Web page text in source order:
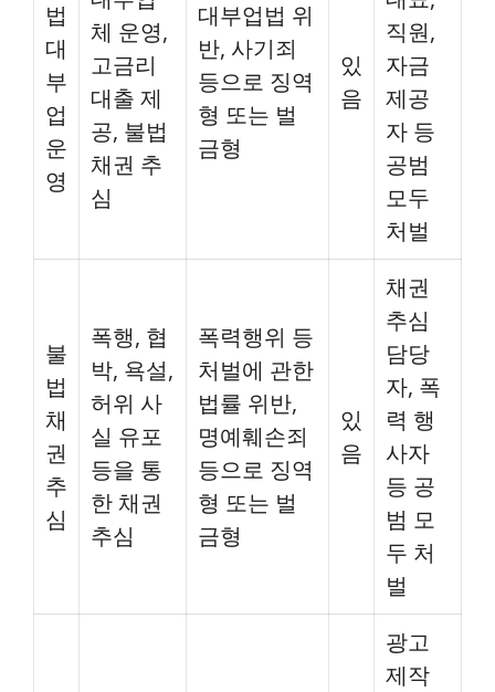
법
대
부
업
운
영
체 운영,
고금리
대출 제
공, 불법
채권 추
심
대부업법 위
반, 사기죄
등으로 징역
형 또는 벌
금형
있
음
직원,
자금
제공
자 등
공범
모두
처벌
불
법
채
권
추
심
폭행, 협
박, 욕설,
허위 사
실 유포
등을 통
한 채권
추심
폭력행위 등
처벌에 관한
법률 위반,
명예훼손죄
등으로 징역
형 또는 벌
금형
있
음
채권
추심
담당
자, 폭
력 행
사자
등 공
범 모
두 처
벌
광고
제작